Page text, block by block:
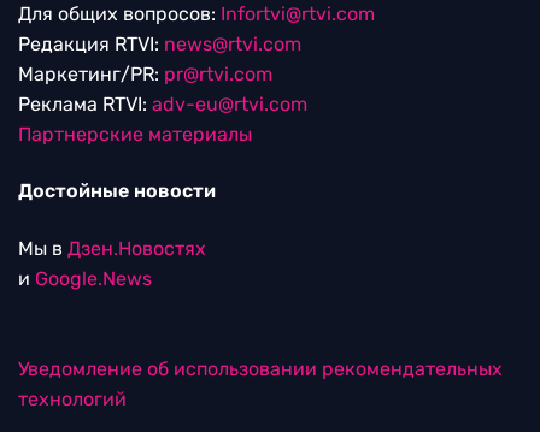
Для общих вопросов: Infortvi@rtvi.com
Редакция RTVI: news@rtvi.com
Маркетинг/PR: pr@rtvi.com
Реклама RTVI: adv-eu@rtvi.com
Партнерские материалы
Достойные новости
Мы в Дзен.Новостях
и Google.News
Уведомление об использовании рекомендательных
технологий